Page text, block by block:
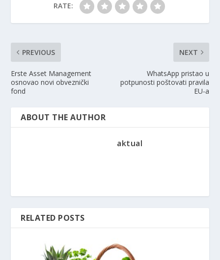
RATE:
PREVIOUS
Erste Asset Management
osnovao novi obveznički
fond
NEXT
WhatsApp pristao u
potpunosti poštovati pravila
EU-a
ABOUT THE AUTHOR
aktual
RELATED POSTS